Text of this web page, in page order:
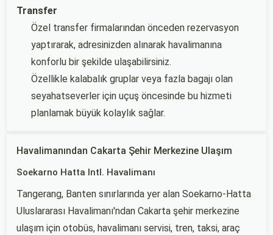
Transfer
Özel transfer firmalarından önceden rezervasyon
yaptırarak, adresinizden alınarak havalimanına
konforlu bir şekilde ulaşabilirsiniz.
Özellikle kalabalık gruplar veya fazla bagajı olan
seyahatseverler için uçuş öncesinde bu hizmeti
planlamak büyük kolaylık sağlar.
Havalimanından Cakarta Şehir Merkezine Ulaşım
Soekarno Hatta Intl. Havalimanı
Tangerang, Banten sınırlarında yer alan Soekarno-Hatta
Uluslararası Havalimanı'ndan Cakarta şehir merkezine
ulaşım için otobüs, havalimanı servisi, tren, taksi, araç